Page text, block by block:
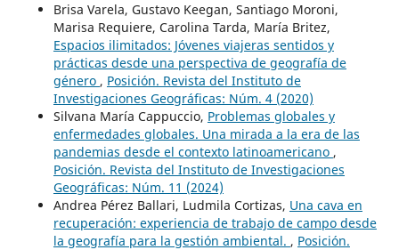
Brisa Varela, Gustavo Keegan, Santiago Moroni,
Marisa Requiere, Carolina Tarda, María Britez,
Espacios ilimitados: Jóvenes viajeras sentidos y
prácticas desde una perspectiva de geografía de
género , Posición. Revista del Instituto de
Investigaciones Geográficas: Núm. 4 (2020)
Silvana María Cappuccio, Problemas globales y
enfermedades globales. Una mirada a la era de las
pandemias desde el contexto latinoamericano ,
Posición. Revista del Instituto de Investigaciones
Geográficas: Núm. 11 (2024)
Andrea Pérez Ballari, Ludmila Cortizas, Una cava en
recuperación: experiencia de trabajo de campo desde
la geografía para la gestión ambiental. , Posición.